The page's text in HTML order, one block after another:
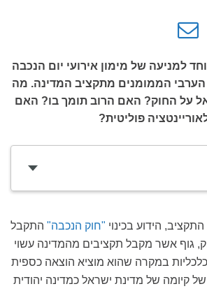
למניעה של מימון אירועי יום הנכבה
הערבי הממומנים מתקציב המדינה. מה
על החוק? האם הרוב תומך בו? האם
פוליטית?
"חוק הנכבה" התקבל
לפי החוק, גוף אשר מקבל תקציבים מהמדינה עשוי
כלכליות במקרה שהוא מוציא הוצאה כספית
קיומה של מדינת ישראל כמדינה יהודית